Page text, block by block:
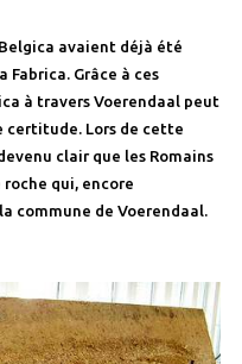
avaient déjà été
Fabrica. Grâce à ces
à travers Voerendaal peut
certitude. Lors de cette
clair que les Romains
qui, encore
commune de Voerendaal.